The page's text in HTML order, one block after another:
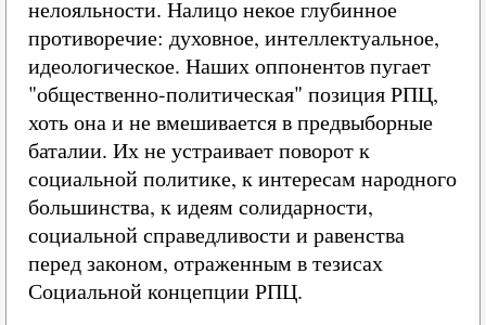
нелояльности. Налицо некое глубинное
противоречие: духовное, интеллектуальное,
идеологическое. Наших оппонентов пугает
"общественно-политическая" позиция РПЦ,
хоть она и не вмешивается в предвыборные
баталии. Их не устраивает поворот к
социальной политике, к интересам народного
большинства, к идеям солидарности,
социальной справедливости и равенства
перед законом, отраженным в тезисах
Социальной концепции РПЦ.